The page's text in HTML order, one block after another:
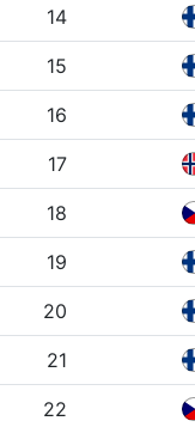
14
15
16
17
18
19
20
21
22